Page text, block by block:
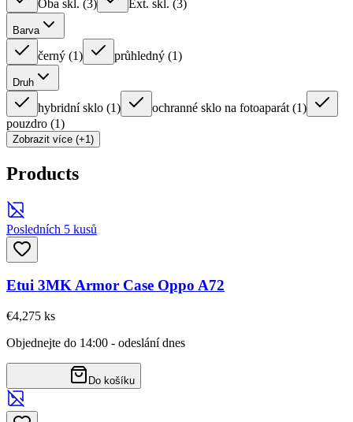
Oba skl. (3) Ext. skl. (3)
Barva
černý (1) průhledný (1)
Druh
hybridní sklo (1) ochranné sklo na fotoaparát (1)
pouzdro (1)
Zobrazit více (+1)
Products
Posledních 5 kusů
Etui 3MK Armor Case Oppo A72
€4,275 ks
Objednejte do 14:00 - odeslání dnes
Do košíku